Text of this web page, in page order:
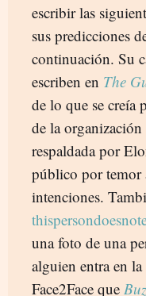
escribir las
sus predicciones
continuación. Su
escriben en The
de lo que se creía
de la
respaldada por
público por temor
intenciones.
una foto de una
alguien entra en
Face2Face que